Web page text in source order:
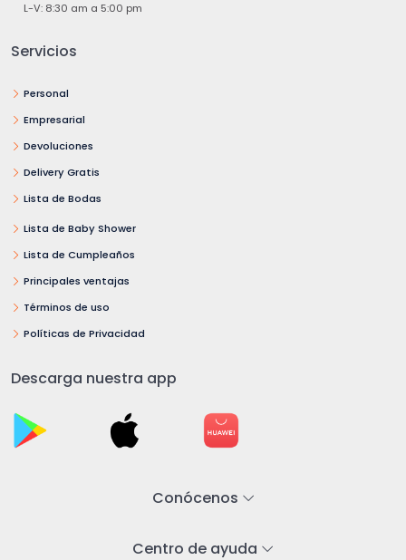
L-V: 8:30 am a 5:00 pm
Servicios
Personal
Empresarial
Devoluciones
Delivery Gratis
Lista de Bodas
Lista de Baby Shower
Lista de Cumpleaños
Principales ventajas
Términos de uso
Políticas de Privacidad
Descarga nuestra app
Conócenos
Centro de ayuda